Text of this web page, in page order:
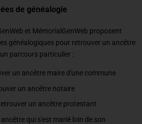
de généalogie
et MémorialGenWeb proposent
généalogiques pour retrouver un ancêtre
parcours particulier :
un ancêtre maire d'une commune
un ancêtre notaire
un ancêtre protestant
qui s'est marié loin de son